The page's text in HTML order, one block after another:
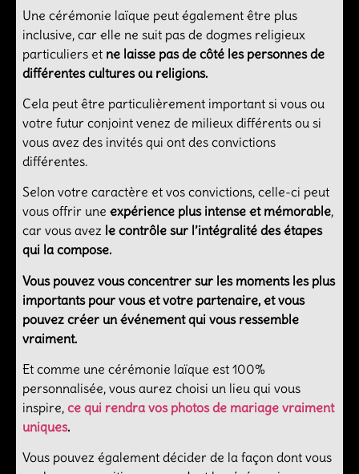
Une cérémonie laïque peut également être plus
inclusive, car elle ne suit pas de dogmes religieux
particuliers et ne laisse pas de côté les personnes de
différentes cultures ou religions.
Cela peut être particulièrement important si vous ou
votre futur conjoint venez de milieux différents ou si
vous avez des invités qui ont des convictions
différentes.
Selon votre caractère et vos convictions, celle-ci peut
vous offrir uneexpérience plus intense et mémorable,
car vous avez le contrôle sur l’intégralité des étapes
qui la compose.
Vous pouvez vous concentrer sur les moments les plus
importants pour vous et votre partenaire, et vous
pouvez créer un événement qui vous ressemble
vraiment.
Et comme une cérémonie laïque est 100%
personnalisée, vous aurez choisi un lieu qui vous
inspire,ce qui rendra vos photos de mariage vraiment
uniques.
Vous pouvez également décider de la façon dont vous